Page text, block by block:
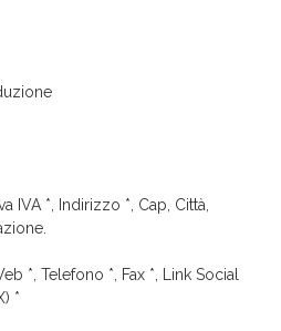
IVA *, Indirizzo *, Cap, Città,
*, Telefono *, Fax *, Link Social
*